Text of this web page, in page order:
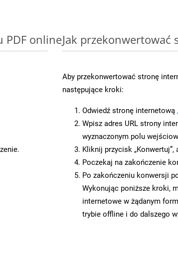
PDF onlineJak
Aby przekonwertować stronę
następujące kroki:
Odwiedź stronę internetową
Wpisz adres URL strony
wyznaczonym polu
Kliknij przycisk
Poczekaj na zakończenie
Po zakończeniu konwersji
Wykonując poniższe kroki,
internetowe w żądanym
trybie offline i do dalszego